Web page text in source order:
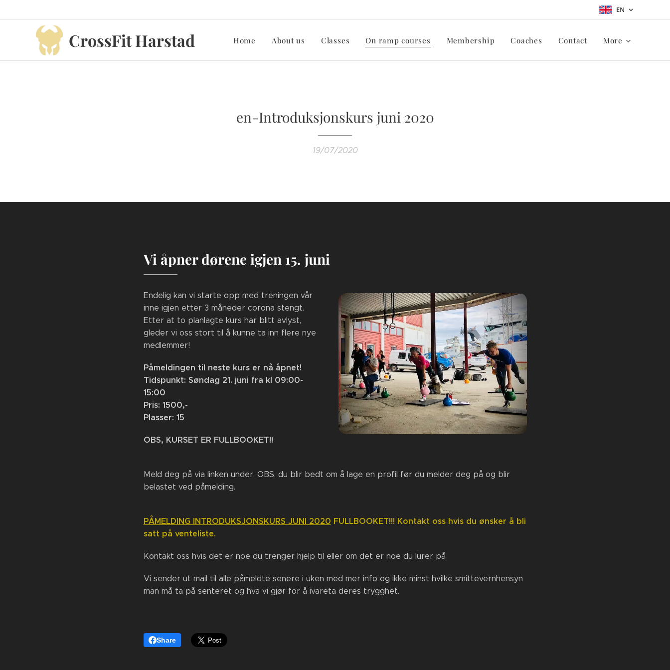
EN
CrossFit Harstad Home About us Classes On ramp courses Membership Coaches Contact More
en-Introduksjonskurs juni 2020
19/07/2020
Vi åpner dørene igjen 15. juni
Endelig kan vi starte opp med treningen vår
inne igjen etter 3 måneder corona stengt.
Etter at to planlagte kurs har blitt avlyst,
gleder vi oss stort til å kunne ta inn flere nye
medlemmer!
Påmeldingen til neste kurs er nå åpnet!
Tidspunkt: Søndag 21. juni fra kl 09:00-
15:00
Pris: 1500,-
Plasser: 15
OBS, KURSET ER FULLBOOKET!!
Meld deg på via linken under. OBS, du blir bedt om å lage en profil før du melder deg på og blir
belastet ved påmelding.
PÅMELDING INTRODUKSJONSKURS JUNI 2020 FULLBOOKET!!! Kontakt oss hvis du ønsker å bli
satt på venteliste.
Kontakt oss hvis det er noe du trenger hjelp til eller om det er noe du lurer på😄
Vi sender ut mail til alle påmeldte senere i uken med mer info og ikke minst hvilke smittevernhensyn
man må ta på senteret og hva vi gjør for å ivareta deres trygghet.
Share